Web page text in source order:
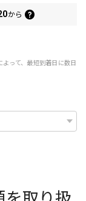
から
って、最短到着日に数日